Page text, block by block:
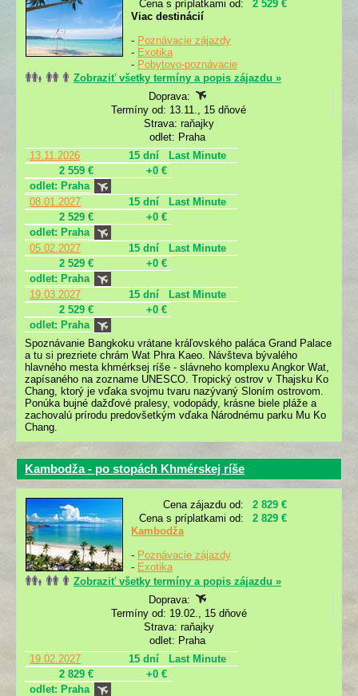
Cena s príplatkami od:
2 529 €
Viac destinácií
- Poznávacie zájazdy
- Exotika
- Pobytovo-poznávacie
Zobraziť všetky termíny a popis zájazdu »
Doprava:
Termíny od: 13.11., 15 dňové
Strava: raňajky
odlet: Praha
13.11.2026
15 dní
Last Minute
2 559 €
+0 €
odlet: Praha
08.01.2027
15 dní
Last Minute
2 529 €
+0 €
odlet: Praha
05.02.2027
15 dní
Last Minute
2 529 €
+0 €
odlet: Praha
19.03.2027
15 dní
Last Minute
2 529 €
+0 €
odlet: Praha
Spoznávanie Bangkoku vrátane kráľovského paláca Grand Palace
a tu si prezriete chrám Wat Phra Kaeo. Návšteva bývalého
hlavného mesta khmérksej ríše - slávneho komplexu Angkor Wat,
zapísaného na zozname UNESCO. Tropický ostrov v Thajsku Ko
Chang, ktorý je vďaka svojmu tvaru nazývaný Sloním ostrovom.
Ponúka bujné dažďové pralesy, vodopády, krásne biele pláže a
zachovalú prírodu predovšetkým vďaka Národnému parku Mu Ko
Chang.
Kambodža - po stopách Khmérskej ríše
Cena zájazdu od:
2 829 €
Cena s príplatkami od:
2 829 €
Kambodža
- Poznávacie zájazdy
- Exotika
Zobraziť všetky termíny a popis zájazdu »
Doprava:
Termíny od: 19.02., 15 dňové
Strava: raňajky
odlet: Praha
19.02.2027
15 dní
Last Minute
2 829 €
+0 €
odlet: Praha